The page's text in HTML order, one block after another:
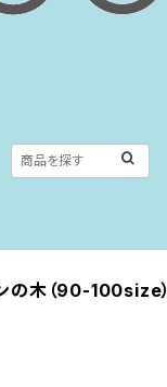
木（90-100size）